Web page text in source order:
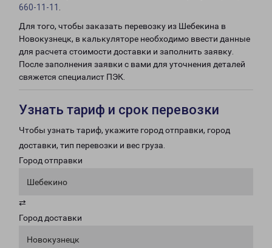
660-11-11
Для того, чтобы заказать перевозку из Шебекина в
Новокузнецк, в калькуляторе необходимо ввести данные
для расчета стоимости доставки и заполнить заявку.
После заполнения заявки с вами для уточнения деталей
свяжется специалист ПЭК.
Узнать тариф и срок перевозки
Чтобы узнать тариф, укажите город отправки, город
доставки, тип перевозки и вес груза.
Город отправки
Шебекино
⇄
Город доставки
Новокузнецк